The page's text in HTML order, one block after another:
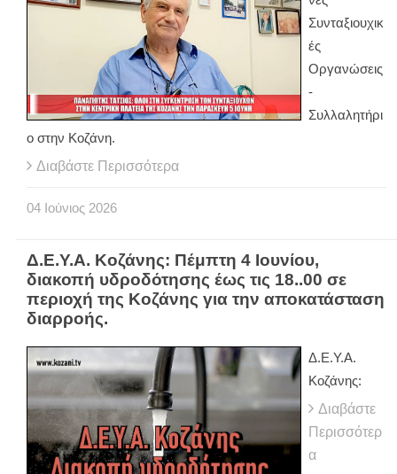
Συνταξιουχικ
ές
Οργανώσεις
-
Συλλαλητήρι
ο στην Κοζάνη.
Διαβάστε Περισσότερα
04 Ιούνιος 2026
Δ.Ε.Υ.Α. Κοζάνης: Πέμπτη 4 Ιουνίου,
διακοπή υδροδότησης έως τις 18..00 σε
περιοχή της Κοζάνης για την αποκατάσταση
διαρροής.
Δ.Ε.Υ.Α.
Κοζάνης:
Διαβάστε
Περισσότερ
α